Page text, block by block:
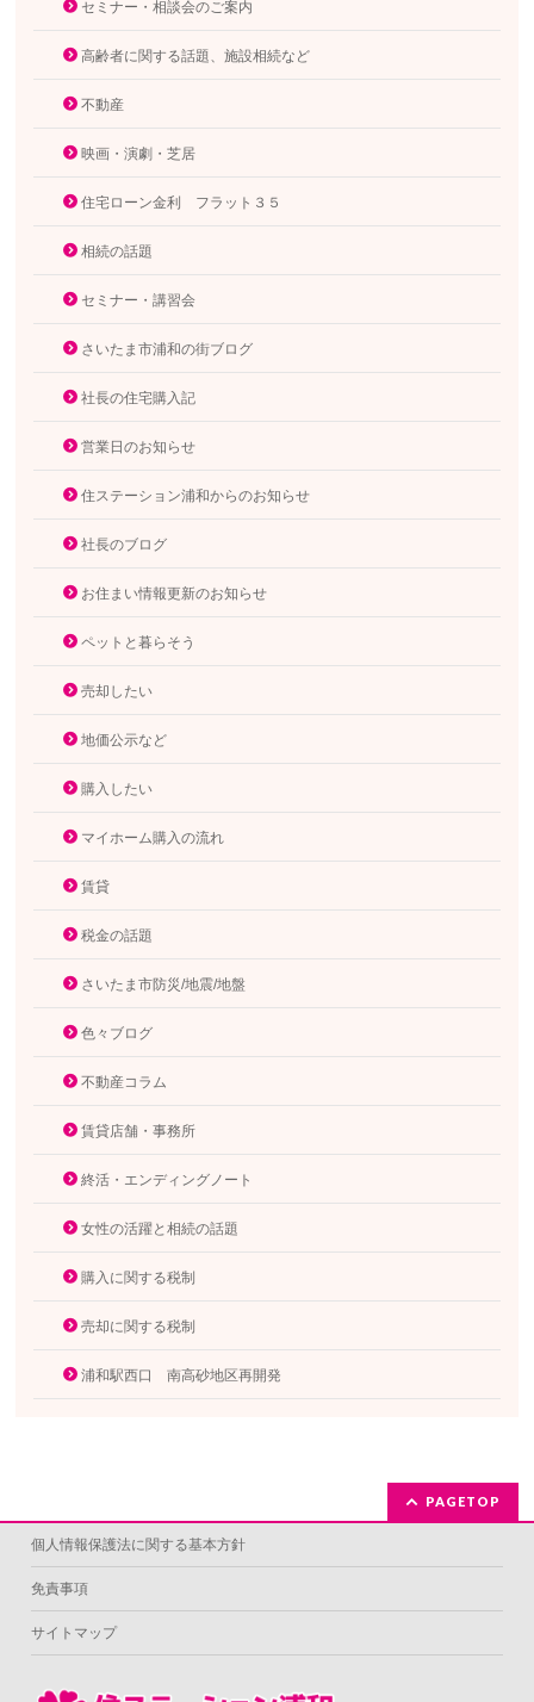
セミナー・相談会のご案内
高齢者に関する話題、施設相続など
不動産
映画・演劇・芝居
住宅ローン金利 フラット３５
相続の話題
セミナー・講習会
さいたま市浦和の街ブログ
社長の住宅購入記
営業日のお知らせ
住ステーション浦和からのお知らせ
社長のブログ
お住まい情報更新のお知らせ
ペットと暮らそう
売却したい
地価公示など
購入したい
マイホーム購入の流れ
賃貸
税金の話題
さいたま市防災/地震/地盤
色々ブログ
不動産コラム
賃貸店舗・事務所
終活・エンディングノート
女性の活躍と相続の話題
購入に関する税制
売却に関する税制
浦和駅西口 南高砂地区再開発
PAGETOP
個人情報保護法に関する基本方針
免責事項
サイトマップ